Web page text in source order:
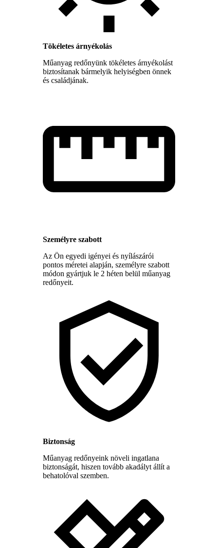
Tökéletes árnyékolás
Műanyag redőnyünk tökéletes árnyékolást
biztosítanak bármelyik helyiségben önnek
és családjának.
Személyre szabott
Az Ön egyedi igényei és nyílászárói
pontos méretei alapján, személyre szabott
módon gyártjuk le 2 héten belül műanyag
redőnyeit.
Biztonság
Műanyag redőnyeink növeli ingatlana
biztonságát, hiszen tovább akadályt állít a
behatolóval szemben.